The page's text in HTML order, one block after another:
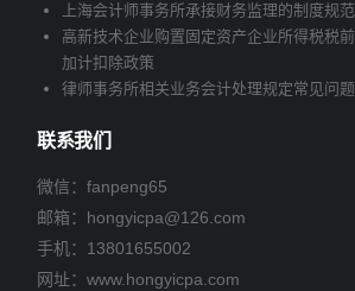
上海会计师事务所承接财务监理的制度规范
高新技术企业购置固定资产企业所得税税
加计扣除政策
律师事务所相关业务会计处理规定常见问题
联系我们
微信：fanpeng65
邮箱： hongyicpa@126.com
手机： 13801655002
网址：www.hongyicpa.com